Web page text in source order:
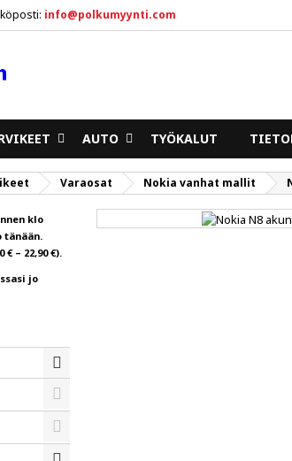
info@polkumyynti.com
AUTO TYÖKALUT
Varaosat Nokia vanhat mallit
klo
tänään.
– 22,90 €).
jo
Toggle
Toggle
Toggle